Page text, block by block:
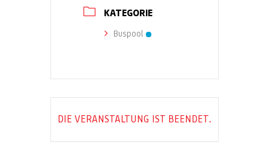
KATEGORIE
Buspool
DIE VERANSTALTUNG IST BEENDET.